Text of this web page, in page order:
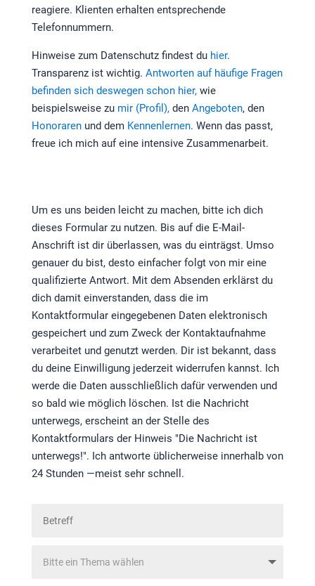
reagiere. Klienten erhalten entsprechende
Telefonnummern.
Hinweise zum Datenschutz findest du hier.
Transparenz ist wichtig. Antworten auf häufige Fragen
befinden sich deswegen schon hier,wie
beispielsweise zu mir (Profil),den Angeboten, den
Honorarenund dem Kennenlernen. Wenn das passt,
freue ich mich auf eine intensive Zusammenarbeit.
Um es uns beiden leicht zu machen, bitte ich dich
dieses Formular zu nutzen. Bis auf die E-Mail-
Anschrift ist dir überlassen, was du einträgst. Umso
genauer du bist, desto einfacher folgt von mir eine
qualifizierte Antwort. Mit dem Absenden erklärst du
dich damit einverstanden, dass die im
Kontaktformular eingegebenen Daten elektronisch
gespeichert und zum Zweck der Kontaktaufnahme
verarbeitet und genutzt werden. Dir ist bekannt, dass
du deine Einwilligung jederzeit widerrufen kannst. Ich
werde die Daten ausschließlich dafür verwenden und
so bald wie möglich löschen. Ist die Nachricht
unterwegs, erscheint an der Stelle des
Kontaktformulars der Hinweis "Die Nachricht ist
unterwegs!". Ich antworte üblicherweise innerhalb von
24 Stunden —meist sehr schnell.